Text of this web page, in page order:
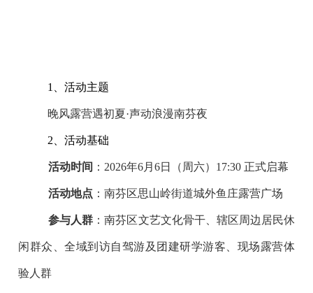
1、活动主题
晚风露营遇初夏·声动浪漫南芬夜
2、活动基础
活动时间 ：2026年6月6日（周六）17:30 正式启幕
活动地点 ：南芬区思山岭街道城外鱼庄露营广场
参与人群 ：南芬区文艺文化骨干、辖区周边居民休
闲群众、全域到访自驾游及团建研学游客、现场露营体
验人群